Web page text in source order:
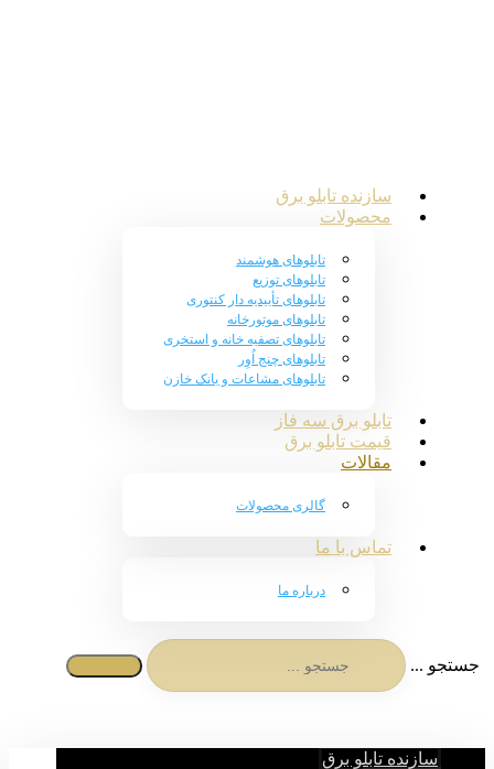
سازنده تابلو برق
محصولات
تابلوهای هوشمند
تابلوهای توزیع
تابلوهای تأییدیه دار کنتوری
تابلوهای موتورخانه
تابلوهای تصفیه خانه و استخری
تابلوهای چنج اُوِر
تابلوهای مشاعات و بانک خازن
تابلو برق سه فاز
قیمت تابلو برق
مقالات
گالری محصولات
تماس با ما
درباره ما
جستجو ...
سازنده تابلو برق